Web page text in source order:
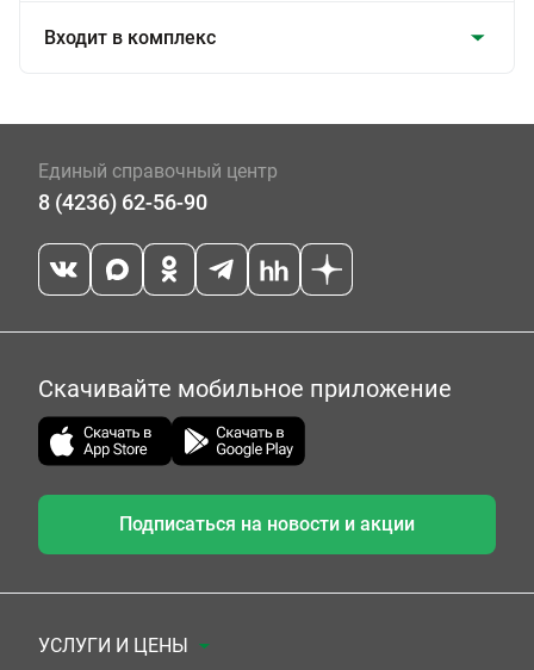
Входит в комплекс
Единый справочный центр
8 (4236) 62-56-90
Скачивайте мобильное приложение
Подписаться на новости и акции
УСЛУГИ И ЦЕНЫ